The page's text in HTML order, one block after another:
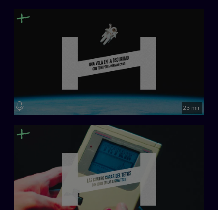
Creado por Minoria Absoluta.
23 min